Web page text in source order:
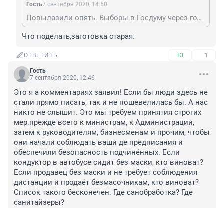
Гость7 сентября 2020, 14:50
Повылазили опять. Выборы в Госдуму через год, расслабься.
Что поделать,заготовка старая.
ОТВЕТИТЬ +3 –1
Гость
7 сентября 2020, 12:46
Это я а комментариях заявил! Если бы люди здесь не
стали прямо писать, так и не пошевелилась бы. А нас
никто не слышит. Это мы требуем принятия строгих
мер.прежде всего к министрам, к Администрации,
затем к руководителям, бизнесменам и прочим, чтобы
они начали соблюдать ваши де предписания и
обеспечили безопасность подчинённых. Если
кондуктор в автобусе сидит без маски, кто виноват?
Если продавец без маски и не требует соблюдения
дистанции и продаёт безмасочникам, кто виноват?
Список такого бесконечен. Где санобработка? Где
санитайзеры?